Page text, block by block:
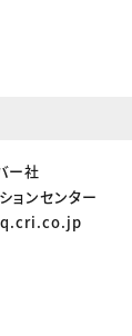
ー社
ョンセンター